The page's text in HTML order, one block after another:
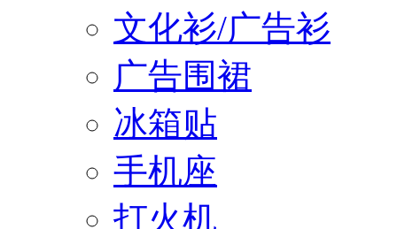
文化衫/广告衫
广告围裙
冰箱贴
手机座
打火机